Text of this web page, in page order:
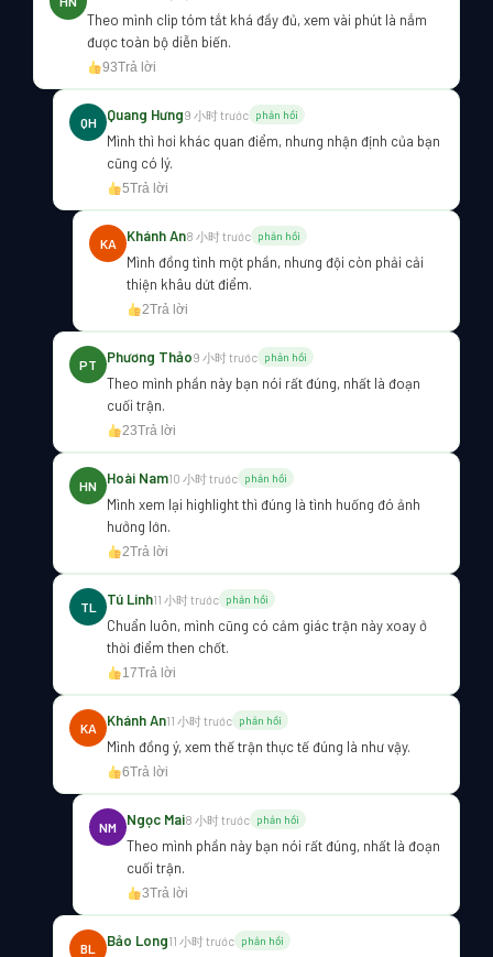
Theo mình clip tóm tắt khá đầy đủ, xem vài phút là nắm
được toàn bộ diễn biến.
93Trả lời
QH Quang Hưng9 小时 trước phản hồi
Mình thì hơi khác quan điểm, nhưng nhận định của bạn
cũng có lý.
5Trả lời
KA Khánh An8 小时 trước phản hồi
Mình đồng tình một phần, nhưng đội còn phải cải
thiện khâu dứt điểm.
2Trả lời
PT Phương Thảo9 小时 trước phản hồi
Theo mình phần này bạn nói rất đúng, nhất là đoạn
cuối trận.
23Trả lời
HN Hoài Nam10 小时 trước phản hồi
Mình xem lại highlight thì đúng là tình huống đó ảnh
hưởng lớn.
2Trả lời
TL Tú Linh11 小时 trước phản hồi
Chuẩn luôn, mình cũng có cảm giác trận này xoay ở
thời điểm then chốt.
17Trả lời
KA Khánh An11 小时 trước phản hồi
Mình đồng ý, xem thế trận thực tế đúng là như vậy.
6Trả lời
NM Ngọc Mai8 小时 trước phản hồi
Theo mình phần này bạn nói rất đúng, nhất là đoạn
cuối trận.
3Trả lời
BL Bảo Long11 小时 trước phản hồi